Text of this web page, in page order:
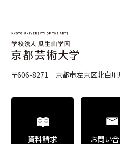
〒606-8271 京都市左京区北白
資料請求 お問い